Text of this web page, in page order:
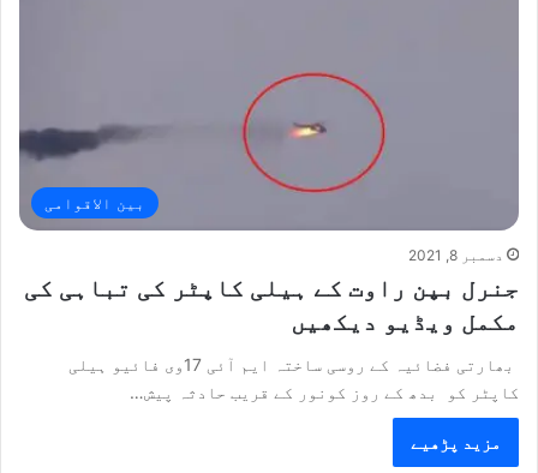
بین الاقوامی
دسمبر 8, 2021
جنرل بپن راوت کے ہیلی کاپٹر کی تباہی کی
مکمل ویڈیو دیکھیں
بھارتی فضائیہ کے روسی ساختہ ایم آئی 17وی فائیو ہیلی
کاپٹر کو بدھ کے روز کونور کے قریب حادثہ پیش…
مزید پڑھیے